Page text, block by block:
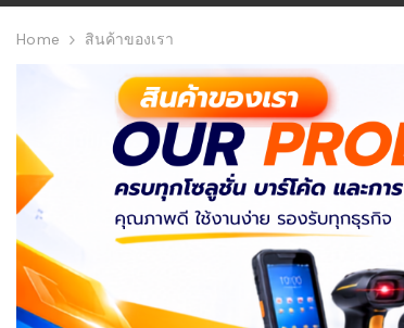
ดาวน์โหลดไดร์เวอร์
วีดีโอแนะนำ
Home สินค้าของเรา